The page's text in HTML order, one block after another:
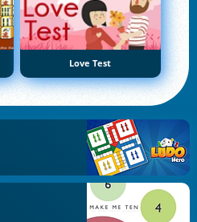
Love Test